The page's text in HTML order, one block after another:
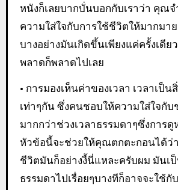
หนังก็เลยบากบั่นบอกกับเราว่า คุณจ
ความใส่ใจกับการใช้ชีวิตให้มากมาย
บางอย่างมันเกิดขึ้นเพียงแค่ครั้งเดีย
พลาดก็พลาดไปเลย
• การมองเห็นค่าของเวลา เวลาเป็
เท่าๆกัน ซึ่งคนชอบให้ความใส่ใจกั
มากกว่าช่วงเวลาธรรมดาๆซึ่งการ
หัวข้อนี้จะช่วยให้คุณตกตะกอนได้ว่า
ชีวิตมันก็อย่างงี้นี่แหละครับผม มันเป็
ธรรมดาไปเรื่อยๆบางทีก็อาจจะใช้กั